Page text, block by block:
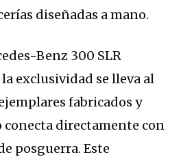
diseñadas a mano.
Benz 300 SLR
exclusividad se lleva al
fabricados y
conecta directamente con
posguerra. Este